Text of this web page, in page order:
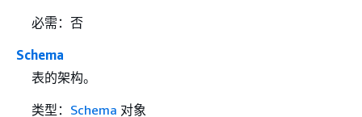
必需：否
Schema
表的架构。
类型： Schema 对象